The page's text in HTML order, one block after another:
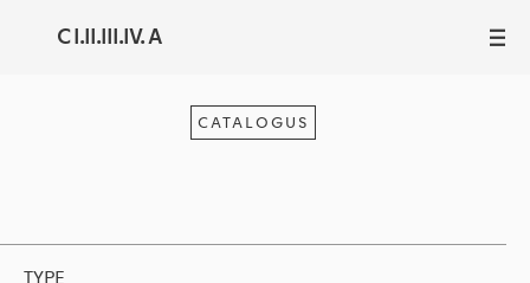
C I.II.III.IV. A III
CATALOGUS